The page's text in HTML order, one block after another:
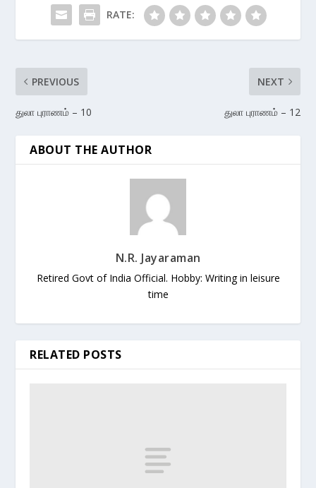
RATE:
PREVIOUS
துலா புராணம் – 10
NEXT
துலா புராணம் – 12
ABOUT THE AUTHOR
N.R. Jayaraman
Retired Govt of India Official. Hobby: Writing in leisure
time
RELATED POSTS